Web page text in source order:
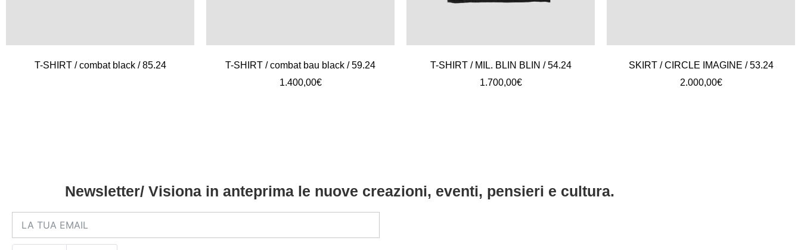
T-SHIRT / combat black / 85.24
T-SHIRT / combat bau black / 59.24
1.400,00€
T-SHIRT / MIL. BLIN BLIN / 54.24
1.700,00€
SKIRT / CIRCLE IMAGINE / 53.24
2.000,00€
Newsletter/ Visiona in anteprima le nuove creazioni, eventi, pensieri e cultura.